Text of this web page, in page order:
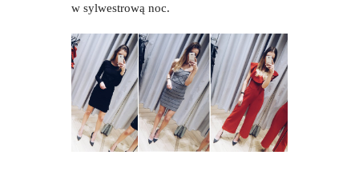
w sylwestrową noc.